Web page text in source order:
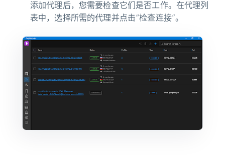
添加代理后，您需要检查它们是否工作。在代理列
表中，选择所需的代理并点击“检查连接”。